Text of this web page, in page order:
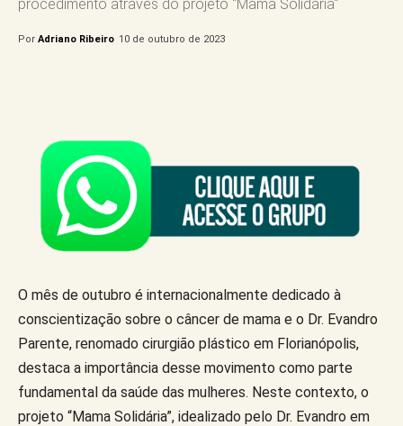
procedimento através do projeto "Mama Solidária"
Por Adriano Ribeiro 10 de outubro de 2023
O mês de outubro é internacionalmente dedicado à
conscientização sobre o câncer de mama e o Dr. Evandro
Parente, renomado cirurgião plástico em Florianópolis,
destaca a importância desse movimento como parte
fundamental da saúde das mulheres. Neste contexto, o
projeto “Mama Solidária”, idealizado pelo Dr. Evandro em